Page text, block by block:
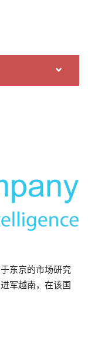
处并附上原文链
市场调研的日本
报告、行业访
东京的市场研究
军越南，在该国